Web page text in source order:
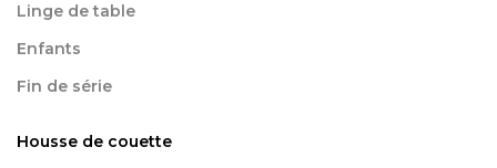
Linge de table
Enfants
Fin de série
Housse de couette